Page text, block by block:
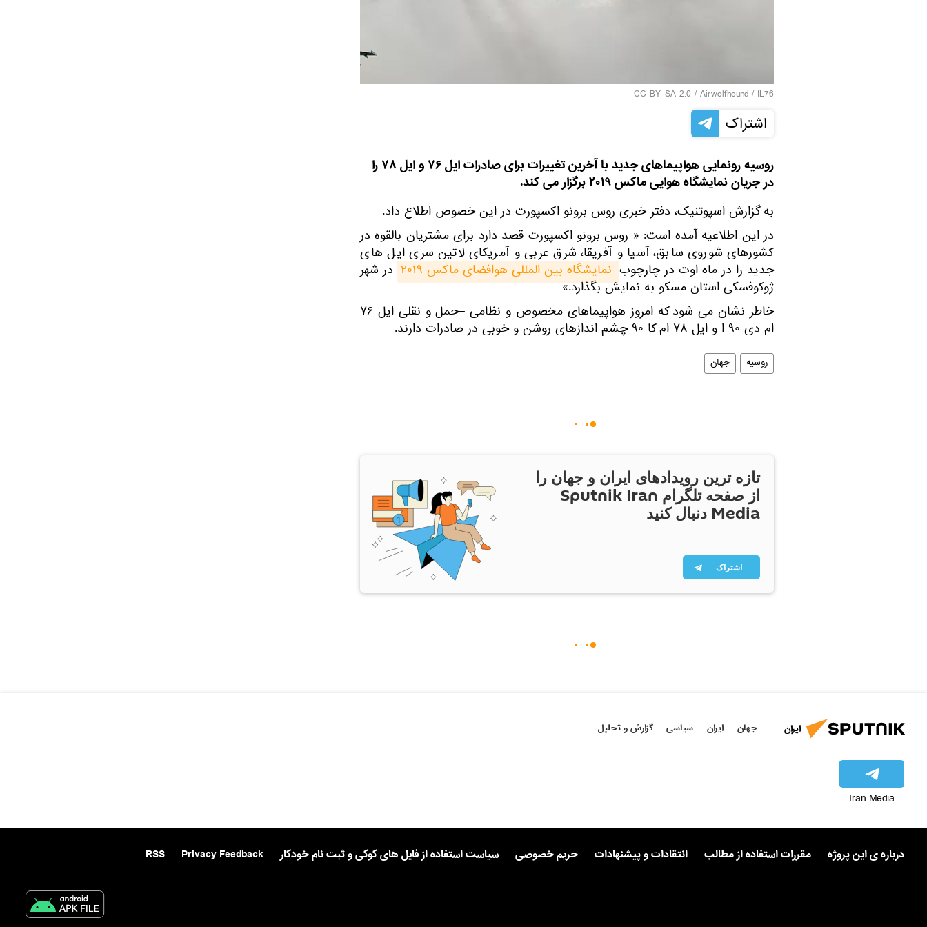
CC BY-SA 2.0 / Airwolfhound / IL76
اشتراک
روسیه رونمایی هواپیماهای جدید با آخرین تغییرات برای صادرات ایل ۷۶ و ایل ۷۸ را
در جریان نمایشگاه هوایی ماکس ۲۰۱۹ برگزار می کند.
به گزارش اسپوتنیک، دفتر خبری روس برونو اکسپورت در این خصوص اطلاع داد.
در این اطلاعیه آمده است: « روس برونو اکسپورت قصد دارد برای مشتریان بالقوه در
کشورهای شوروی سابق، آسیا و آفریقا، شرق عربی و آمریکای لاتین سری ایل های
جدید را در ماه اوت در چارچوب نمایشگاه بین المللی هوافضای ماکس ۲۰۱۹ در شهر
ژوکوفسکی استان مسکو به نمایش بگذارد.»
خاطر نشان می شود که امروز هواپیماهای مخصوص و نظامی –حمل و نقلی ایل ۷۶
ام دی ۹۰ ا و ایل ۷۸ ام کا ۹۰ چشم اندازهای روشن و خوبی در صادرات دارند.
روسیه جهان
تازه ترین رویدادهای ایران و جهان را
از صفحه تلگرام Sputnik Iran
Media دنبال کنید
اشتراک
ایران جهان ایران سیاسی گزارش و تحلیل
Iran Media
درباره ی این پروژه مقررات استفاده از مطالب انتقادات و پیشنهادات حریم خصوصی سیاست استفاده از فایل های کوکی و ثبت نام خودکار Privacy Feedback
RSS